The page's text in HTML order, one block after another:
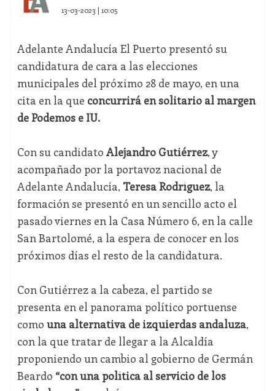
13-03-2023 | 10:05
Adelante Andalucía El Puerto presentó su
candidatura de cara a las elecciones
municipales del próximo 28 de mayo, en una
cita en la que concurrirá en solitario al margen
de Podemos e IU.
Con su candidato Alejandro Gutiérrez, y
acompañado por la portavoz nacional de
Adelante Andalucía, Teresa Rodríguez, la
formación se presentó en un sencillo acto el
pasado viernes en la Casa Número 6, en la calle
San Bartolomé, a la espera de conocer en los
próximos días el resto de la candidatura.
Con Gutiérrez a la cabeza, el partido se
presenta en el panorama político portuense
como una alternativa de izquierdas andaluza,
con la que tratar de llegar a la Alcaldía
proponiendo un cambio al gobierno de Germán
Beardo “con una política al servicio de los